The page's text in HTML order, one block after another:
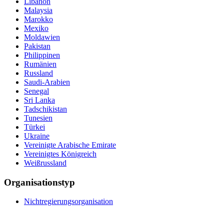
Malaysia
Marokko
Mexiko
Moldawien
Pakistan
Philippinen
Rumänien
Russland
Saudi-Arabien
Senegal
Sri Lanka
Tadschikistan
Tunesien
Türkei
Ukraine
Vereinigte Arabische Emirate
Vereinigtes Königreich
Weißrussland
Organisationstyp
Nichtregierungsorganisation